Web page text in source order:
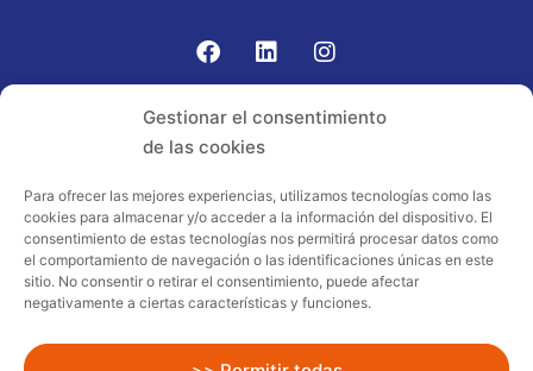
Gestionar el consentimiento
de las cookies
Para ofrecer las mejores experiencias, utilizamos tecnologías como las
cookies para almacenar y/o acceder a la información del dispositivo. El
consentimiento de estas tecnologías nos permitirá procesar datos como
el comportamiento de navegación o las identificaciones únicas en este
sitio. No consentir o retirar el consentimiento, puede afectar
negativamente a ciertas características y funciones.
Proyecto acogido al programa de
incentivos ligados al autoconsumo y
almacenamiento, con fuentes de energía
renovables, así como a la implantación
sector residencial en el marco del Plan